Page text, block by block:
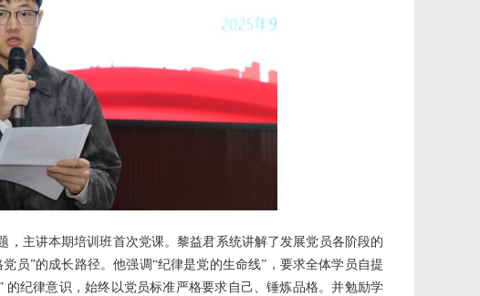
，主讲本期培训班首次党课。黎益君系统讲解了发展党员各阶段的
员”的成长路径。他强调“纪律是党的生命线”，要求全体学员自提
纪律意识，始终以党员标准严格要求自己、锤炼品格。并勉励学